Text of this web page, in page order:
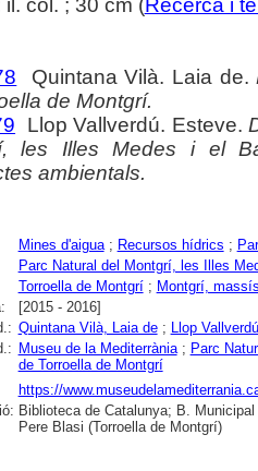
il. col. ; 30 cm ( Recerca i
Quintana Vilà. Laia de.
de Montgrí.
Llop Vallverdú. Esteve.
les Illes Medes i el
ambientals.
Mines d'aigua; Recursos hídrics ;
Parc Natural del Montgrí, les Illes
Torroella de Montgrí; Montgrí,
[2015 - 2016]
Quintana Vilà, Laia de; Llop
Museu de la Mediterrània; Parc
de Torroella de Montgrí
https://
Biblioteca de Catalunya; B.
Pere Blasi (Torroella de Montgrí)